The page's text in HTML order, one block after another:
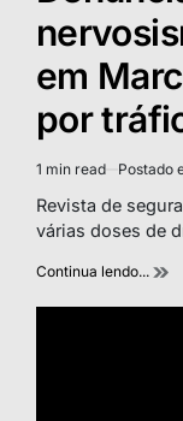
em
por
Estimated
read
time
1 min read Postado
Revista de
várias doses de
Continua lendo...